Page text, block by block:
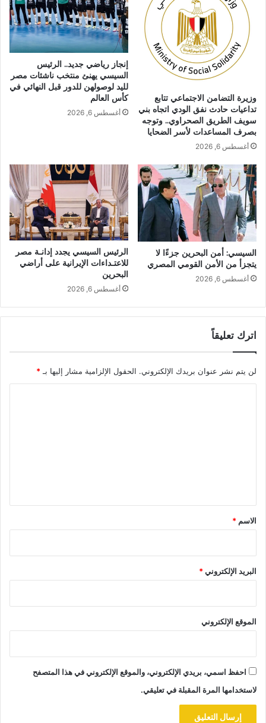
وزيرة التضامن الاجتماعي تتابع
تداعيات حادث نفق الودي اتجاه بني
سويف الطريق الصحراوي.. وتوجه
بصرف المساعدات لأسر الضحايا
أغسطس 6, 2026
إنجاز رياضي جديد.. الرئيس
السيسي يهنئ منتخب ناشئات مصر
لليد لوصولهن للدور قبل النهائي في
كأس العالم
أغسطس 6, 2026
السيسي: أمن البحرين جزءًا لا
يتجزأ من الأمن القومي المصري
أغسطس 6, 2026
الرئيس السيسي يجدد إدانـة مصر
للاعتـداءات الإيرانية على أراضي
البحرين
أغسطس 6, 2026
اترك تعليقاً
لن يتم نشر عنوان بريدك الإلكتروني. الحقول الإلزامية مشار إليها بـ*
*
الاسم *
البريد الإلكتروني*
الموقع الإلكتروني
احفظ اسمي، بريدي الإلكتروني، والموقع الإلكتروني في هذا المتصفح
لاستخدامها المرة المقبلة في تعليقي.